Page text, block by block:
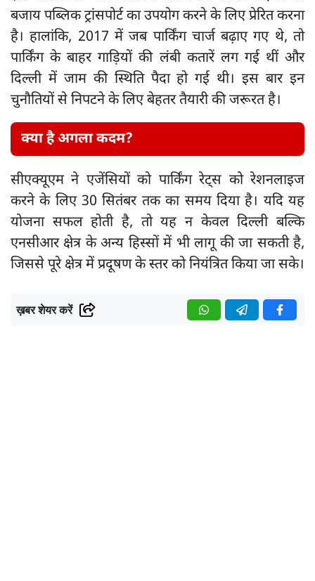
बजाय पब्लिक ट्रांसपोर्ट का उपयोग करने के लिए प्रेरित करना
है। हालांकि, 2017 में जब पार्किंग चार्ज बढ़ाए गए थे, तो
पार्किंग के बाहर गाड़ियों की लंबी कतारें लग गई थीं और
दिल्ली में जाम की स्थिति पैदा हो गई थी। इस बार इन
चुनौतियों से निपटने के लिए बेहतर तैयारी की जरूरत है।
क्या है अगला कदम?
सीएक्यूएम ने एजेंसियों को पार्किंग रेट्स को रेशनलाइज
करने के लिए 30 सितंबर तक का समय दिया है। यदि यह
योजना सफल होती है, तो यह न केवल दिल्ली बल्कि
एनसीआर क्षेत्र के अन्य हिस्सों में भी लागू की जा सकती है,
जिससे पूरे क्षेत्र में प्रदूषण के स्तर को नियंत्रित किया जा सके।
ख़बर शेयर करें